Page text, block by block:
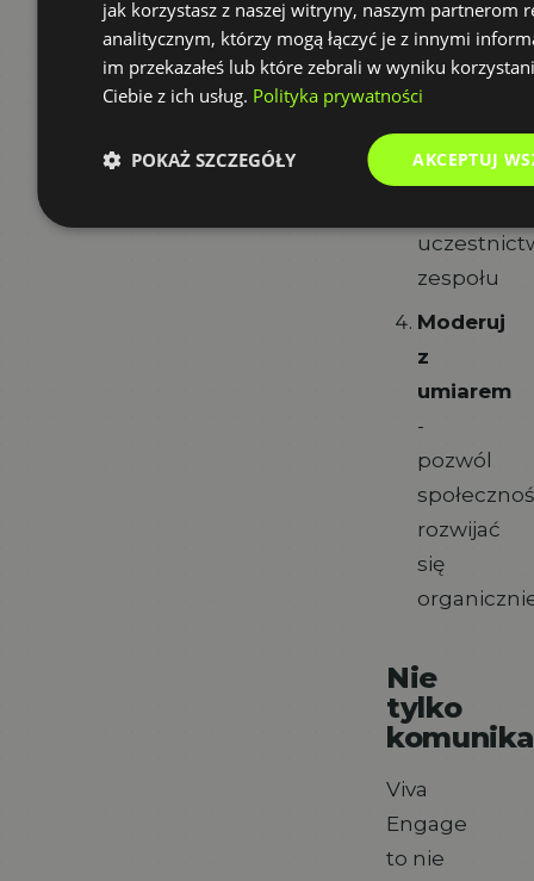
aplikację
mobilną
- to
klucz
do
zespołu
Moderuj
z
umiarem
-
pozwól
rozwijać
się
Nie
tylko
Viva
Engage
to nie
jak korzystasz z naszej witryny, naszym partnerom
analitycznym, którzy mogą łączyć je z innymi
im przekazałeś lub które zebrali w wyniku
Ciebie z ich usług. Polityka prywatności
AKCEPTUJ
POKAŻ SZCZEGÓŁY